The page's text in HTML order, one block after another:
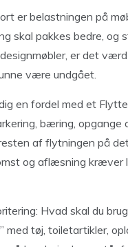
er belastningen på
skal pakkes bedre, og
er det
være undgået.
en fordel med et
bæring, opgange
af flytningen på
og aflæsning kræver
Hvad skal du
tøj, toiletartikler,